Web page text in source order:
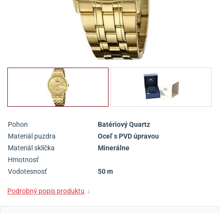
Pohon
Batériový Quartz
Materiál puzdra
Oceľ s PVD úpravou
Materiál sklíčka
Minerálne
Hmotnosť
Vodotesnosť
50 m
Podrobný popis produktu ↓